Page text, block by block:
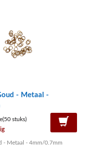
- Metaal -
stuks)
- Metaal - 4mm/0.7mm